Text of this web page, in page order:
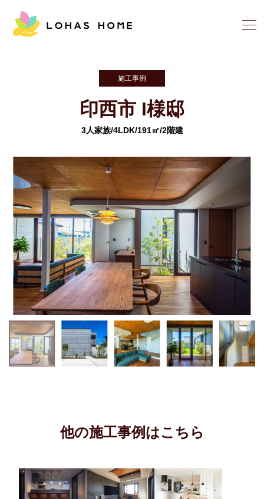
施工事例
印西市 I様邸
3人家族/4LDK/191㎡/2階建
他の施工事例はこちら